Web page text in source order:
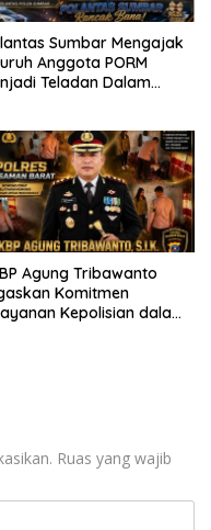
Sumbar Mengajak
Anggota PORM
Teladan Dalam
Keselamatan
Agung Tribawanto
Komitmen
Kepolisian dalam
Ruas yang wajib